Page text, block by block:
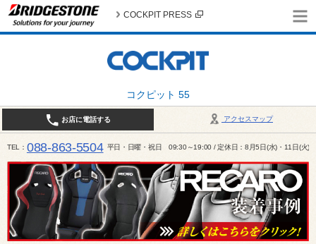
コクピット 55
COCKPIT PRESS
アクセスマップ
お店に電話する
TEL 088-863-5504 平日・日曜・祝日 09:30～19:00 / 定休日：8月5日(水)・11日(火)